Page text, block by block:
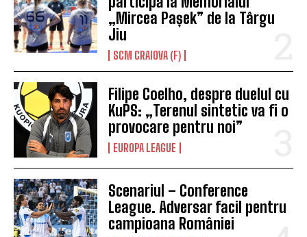
„Mircea Pașek” de la Târgu
Jiu
SCM CRAIOVA (F)
Filipe Coelho, despre duelul cu
KuPS: „Terenul sintetic va fi o
provocare pentru noi”
EUROPA LEAGUE
Scenariul – Conference
League. Adversar facil pentru
campioana României